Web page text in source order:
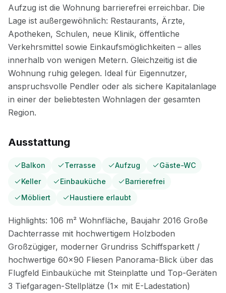
Ausstattung
Balkon Terrasse Aufzug
Gäste-WC
Keller
Einbauküche
Barrierefrei
Möbliert
Haustiere erlaubt